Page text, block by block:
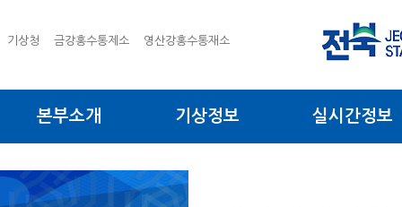
기상청 금강홍수통제소 영산강홍수통재소
본부소개 기상정보 실시간정보